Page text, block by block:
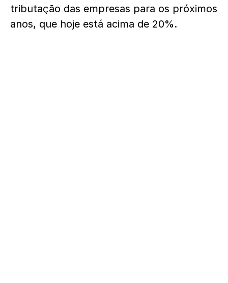
tributação das empresas para os próximos
anos, que hoje está acima de 20%.